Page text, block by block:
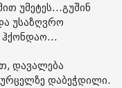
უმეტეს...გუშინ
უსაზღვრო
ჰქონდაო...
დავალება
დაბეჭდილი.